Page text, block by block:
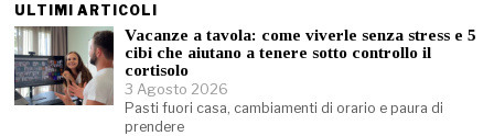
ULTIMI ARTICOLI
Vacanze a tavola: come viverle senza stress e 5
cibi che aiutano a tenere sotto controllo il
cortisolo
3 Agosto 2026
Pasti fuori casa, cambiamenti di orario e paura di
prendere